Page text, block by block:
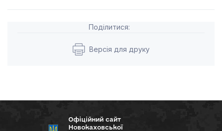
Поділитися:
Версія для друку
Офіційний сайт
Новокаховської